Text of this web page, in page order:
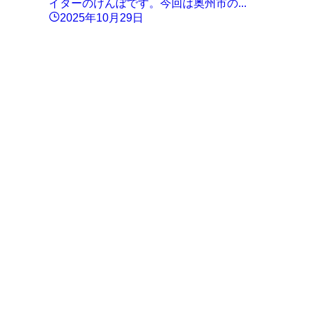
イターのけんぼです。今回は奥州市の...
2025年10月29日